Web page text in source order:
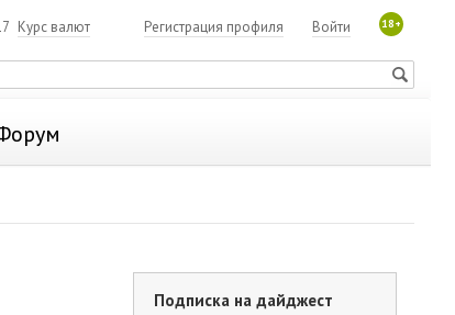
Курс валют 18+
Войти
Регистрация профиля
Подписка на дайджест